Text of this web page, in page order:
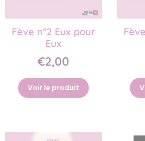
Fève n°2 Eux pour
Eux
€2,00
Voir le produit